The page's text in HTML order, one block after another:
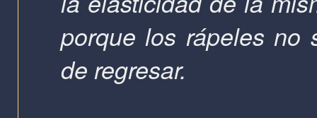
porque los rápeles no
de regresar.